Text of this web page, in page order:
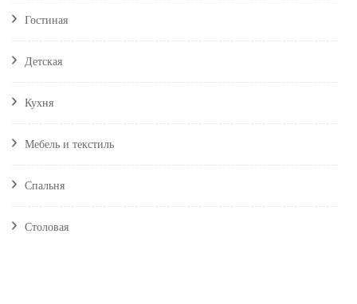
Гостиная
Детская
Кухня
Мебель и текстиль
Спальня
Столовая